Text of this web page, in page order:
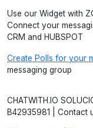
Use our Widget with
Connect your
CRM and HUBSPOT
Create Polls for your
messaging group
CHATWITH.IO
B42935981 | Contact